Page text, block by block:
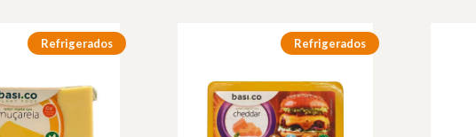
Refrigerados Refrigerados